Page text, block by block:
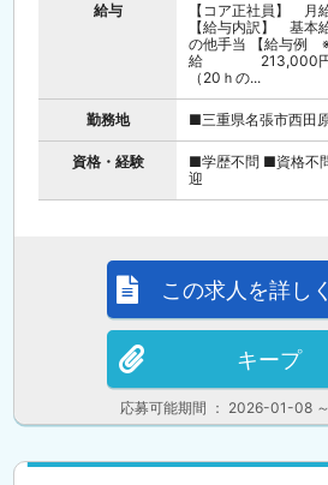
給与
【コア正社員】
【給与内訳】 基本
の他手当 【給与例
給 213,000円
（20ｈの...
勤務地 ■三重県名張市西田
資格・経験
■学歴不問 ■資格不
迎
応募可能期間 ： 2026-01-08
この求人を詳し
キープ